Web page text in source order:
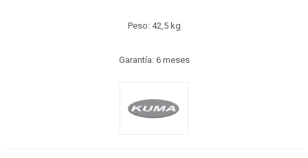
Peso: 42,5 kg
Garantía: 6 meses